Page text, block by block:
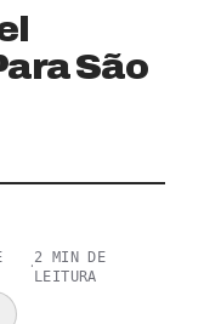
São
·2 MIN DE
LEITURA